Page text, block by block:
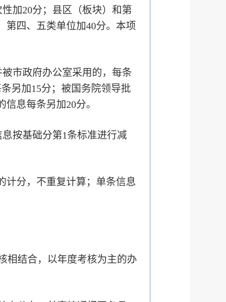
加20分；县区（板块）和第
第四、五类单位加40分。本项
市政府办公室采用的，每条
另加15分；被国务院领导批
息每条另加20分。
按基础分第1条标准进行减
计分，不重复计算；单条信息
相结合，以年度考核为主的办